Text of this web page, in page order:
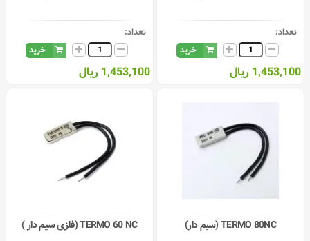
تعداد:
خرید
1,453,100 ریال
تعداد:
خرید
1,453,100 ریال
TERMO 80NC (سیم دار) TERMO 60 NC (فلزی سیم دار )